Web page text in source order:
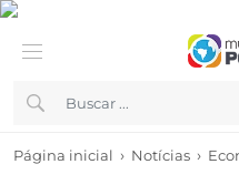
Página inicial › Notícias ›